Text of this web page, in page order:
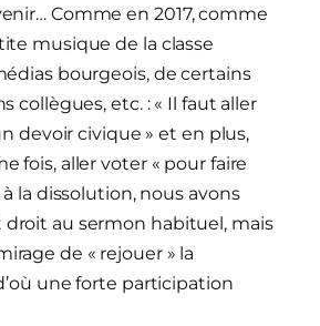
Comme en 2017, comme
musique de la classe
bourgeois, de certains
collègues, etc. : « Il faut aller
devoir civique » et en plus,
fois, aller voter « pour faire
à la dissolution, nous avons
au sermon habituel, mais
de « rejouer » la
une forte participation